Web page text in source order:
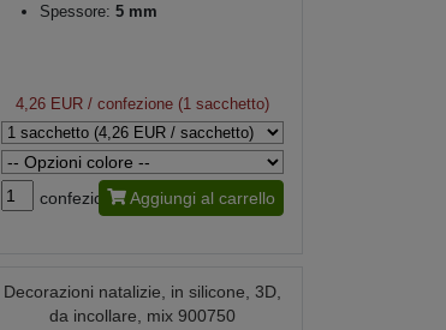
Spessore: 5 mm
4,26 EUR/ confezione (1 sacchetto)
confezione Aggiungi al carrello
Decorazioni natalizie, in silicone, 3D,
da incollare, mix 900750